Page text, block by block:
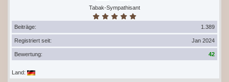
Tabak-Sympathisant
Beiträge: 1.389
Registriert seit: Jan 2024
Bewertung: 42
Land: